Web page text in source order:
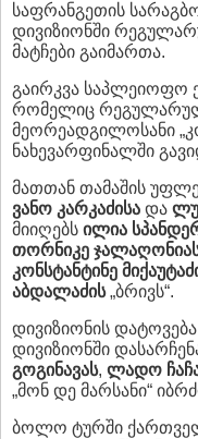
საფრანგეთის
დივიზიონში
მატჩები გაიმართა.
გაირკვა საპლეიოფო
რომელიც
მეორეადგილოსანი
ნახევარფინალში
მათთან თამაშის
ვანო კარკაძისა და
მიიღებს ილია
თორნიკე
კონსტანტინე
აბდალაძის„ბრივს“.
დივიზიონის დატოვება
დივიზიონში
გოგინავას, ლადო
„მონ დე მარსანი“
ბოლო ტურში